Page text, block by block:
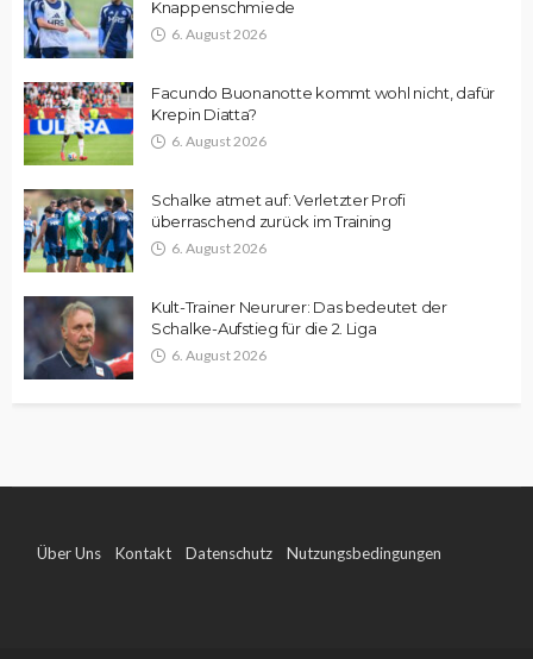
Knappenschmiede
6. August 2026
Facundo Buonanotte kommt wohl nicht, dafür
Krepin Diatta?
6. August 2026
Schalke atmet auf: Verletzter Profi
überraschend zurück im Training
6. August 2026
Kult-Trainer Neururer: Das bedeutet der
Schalke-Aufstieg für die 2. Liga
6. August 2026
Über Uns Kontakt Datenschutz Nutzungsbedingungen